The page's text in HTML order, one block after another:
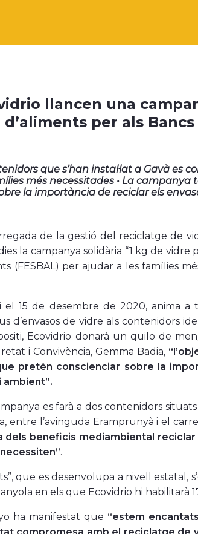
llancen una
per als
que s’han instal·lat a Gavà es
més necessitades • La
la importància de reciclar els
de la gestió del reciclatge de
la campanya solidària “1 kg de vidre
(FESBAL) per ajudar a les famílies
15 de desembre de 2020, anima a
d’envasos de vidre als contenidors
Ecovidrio donarà un quilo de
i Convivència, Gemma Badia,
pretén conscienciar sobre la
ambient”.
es farà a dos contenidors
entre l’avinguda Eramprunyà i el
dels beneficis mediambiental
.
que es desenvolupa a nivell estatal,
en els que Ecovidrio hi habilitarà
ha manifestat que “estem